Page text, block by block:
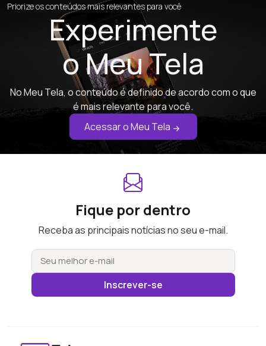
Priorize os conteúdos mais relevantes para você
Experimente
o Meu Tela
No Meu Tela, o conteúdo é definido de acordo com o que
é mais relevante para você.
Acessar o Meu Tela
Fique por dentro
Receba as principais notícias no seu e-mail.
Inscrever-se